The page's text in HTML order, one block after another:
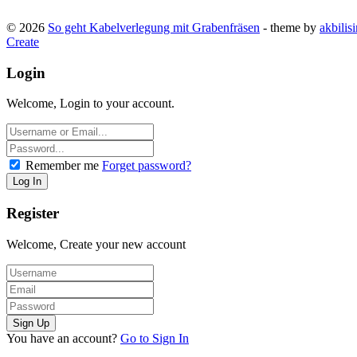
© 2026 So geht Kabelverlegung mit Grabenfräsen - theme by
Create
Login
Welcome, Login to your account.
Remember me Forget password?
Register
Welcome, Create your new account
You have an account? Go to Sign In